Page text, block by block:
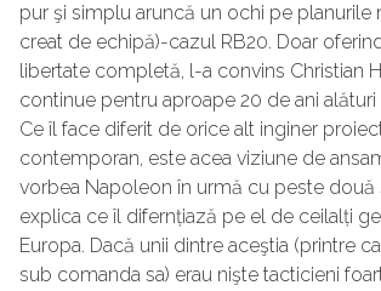
pur şi simplu aruncă un ochi pe
creat de echipă)-cazul RB20. Doar
libertate completă, l-a convins Christian
continue pentru aproape 20 de ani alături
Ce îl face diferit de orice alt inginer
contemporan, este acea viziune de
vorbea Napoleon în urmă cu peste
explica ce îl difernțiază pe el de ceilalți
Europa. Dacă unii dintre aceştia (printre
sub comanda sa) erau nişte tacticieni